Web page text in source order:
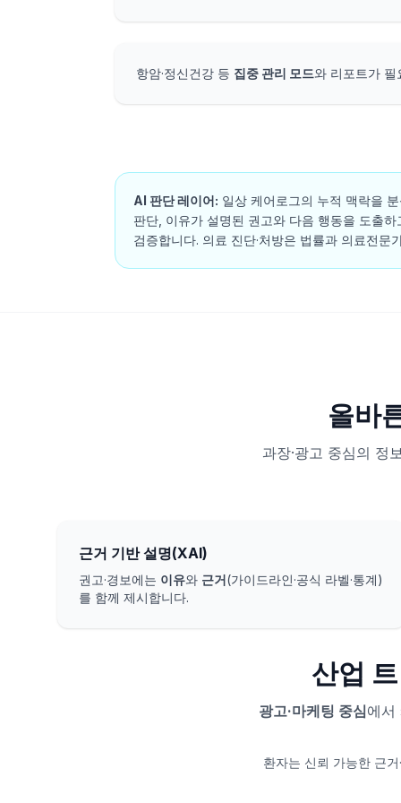
항암·정신건강 등 집중 관리 모드와 리포트가
AI 판단 레이어: 일상 케어로그의 누적 맥락을
판단, 이유가 설명된 권고와 다음 행동을 도출
검증합니다. 의료 진단·처방은 법률과 의료전문
올바
과장·광고 중심의
근거 기반 설명(XAI)
권고·경보에는 이유와 근거(가이드라인·공식 라벨·통계)
를 함께 제시합니다.
산업
광고·마케팅 중심에서
환자는 신뢰 가능한 근